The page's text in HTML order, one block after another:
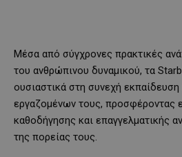
Μέσα από σύγχρονες πρακτικές
του ανθρώπινου δυναμικού, τα
ουσιαστικά στη συνεχή
εργαζομένων τους, προσφέροντας
καθοδήγησης και επαγγελματικής
της πορείας τους.